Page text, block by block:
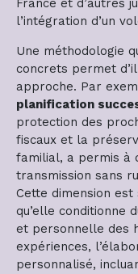
France et d’autres
l’intégration d’un
Une méthodologie
concrets permet
approche. Par
planification
protection des
fiscaux et la
familial, a permis à
transmission sans
Cette dimension
qu’elle conditionne
et personnelle des
expériences,
personnalisé,